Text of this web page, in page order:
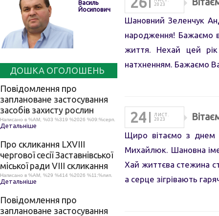
Василь
Йосипович
ДОШКА ОГОЛОШЕНЬ
Повідомлення про
заплановане застосування
засобів захисту рослин
Написано в %AM, %03 %319 %2026 %09:%серп.
Детальніше
Про скликання LХVІІІ
чергової сесії Заставнівської
міської ради VIII скликання
Написано в %AM, %29 %414 %2026 %11:%лип.
Детальніше
Повідомлення про
заплановане застосування
2023
Шановний Зеленчук
народження! Бажаємо
життя. Нехай цей
натхненням. Бажаємо
24
ЛИСТ.
2023
Щиро вітаємо з днем
Михайлюк. Шановна
Хай життєва стежина
а серце зігрівають